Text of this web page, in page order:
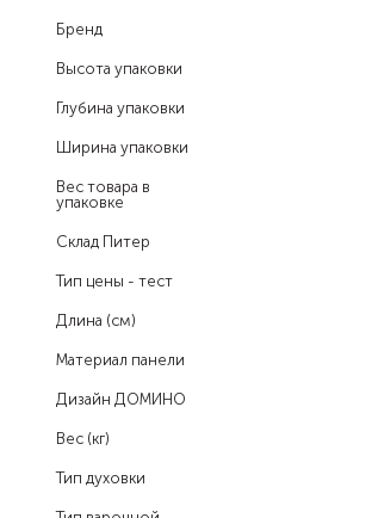
Бренд
Высота упаковки
Глубина упаковки
Ширина упаковки
Вес товара в
упаковке
Склад Питер
Тип цены - тест
Длина (см)
Материал панели
Дизайн ДОМИНО
Вес (кг)
Тип духовки